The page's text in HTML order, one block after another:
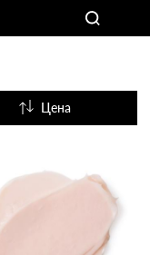
Цена
Популярные